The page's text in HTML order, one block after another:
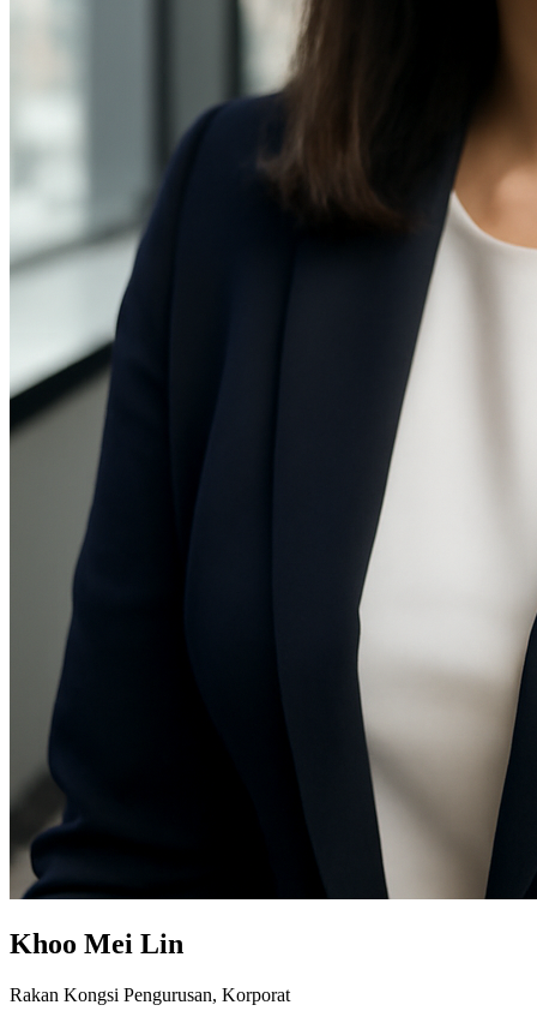
Khoo Mei Lin
Rakan Kongsi Pengurusan, Korporat